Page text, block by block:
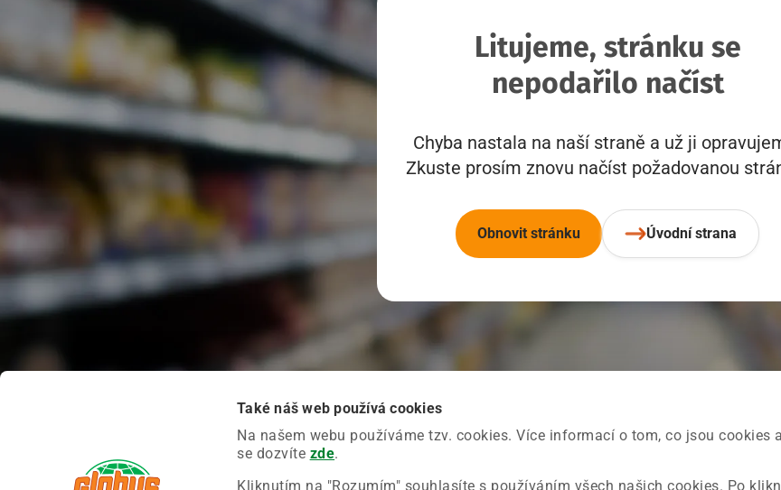
Také náš web používá cookies
Na našem webu používáme tzv. cookies. Více informací o tom, co jsou cookies
se dozvíte zde.
Kliknutím na "Rozumím" souhlasíte s používáním všech našich cookies. Po
Litujeme, stránku se
nepodařilo načíst
Chyba nastala na naší straně a už ji
Zkuste prosím znovu načíst požadovanou
Obnovit stránku Úvodní strana